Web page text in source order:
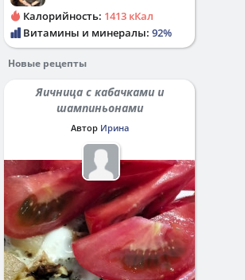
Калорийность: 1413 кКал
Витамины и минералы: 92%
Новые рецепты
Яичница с кабачками и
шампиньонами
Автор Ирина